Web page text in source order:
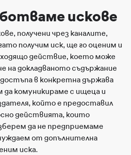
искове
получени чрез каналите,
получим иск, ще го оценим и
действие, което може
на докладваното съдържание
в конкретна държава
комуникираме с ищеца и
който е предоставил
действията, които
да не предприемаме
от допълнителна
иска.